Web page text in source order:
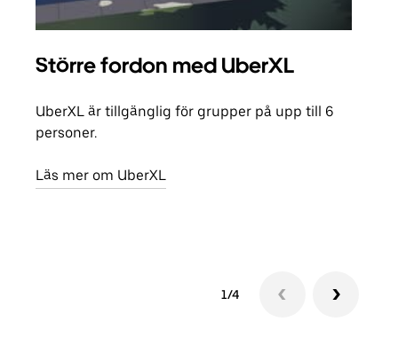
Större fordon med UberXL
UberXL är tillgänglig för grupper på upp till 6
personer.
Läs mer om UberXL
1/4